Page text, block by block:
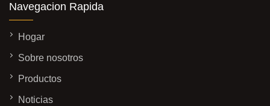
Navegacion Rapida
Hogar
Sobre nosotros
Productos
Noticias